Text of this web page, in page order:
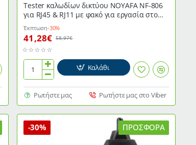
Τester καλωδίων δικτύου NOYAFA NF-806
για RJ45 & RJ11 με φακό για εργασία στο
σκοτάδι
Έκπτωση-30%
41,28€ 58,97€
Τester
δικτύου
NOYAFA
NF-
806
για
Καλάθι
Ρωτήστε μας Ρωτήστε μας στο Viber
ΠΡΟΣΦΟΡΆ
-30%